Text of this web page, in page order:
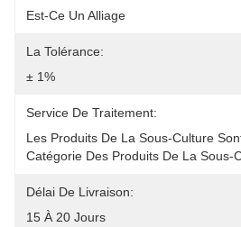
Est-Ce Un Alliage
La Tolérance:
± 1%
Service De Traitement:
Les Produits De La Sous-Culture
Catégorie Des Produits De La Sous-
Délai De Livraison:
15 À 20 Jours